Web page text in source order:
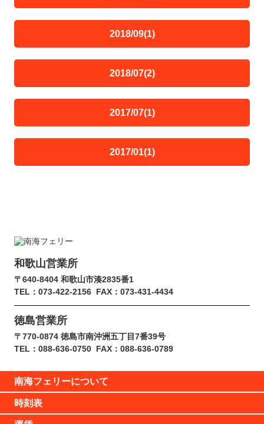
2018/09(1)
2018/07(2)
2017/07(1)
2017/01(1)
和歌山営業所
〒640-8404 和歌山市湊2835番1
TEL：073-422-2156 FAX：073-431-4434
徳島営業所
〒770-0874 徳島市南沖洲五丁目7番39号
TEL：088-636-0750 FAX：088-636-0789
南海フェリーについて
時刻表